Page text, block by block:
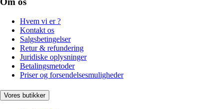
Hvem vi er ?
Kontakt os
Salgsbetingelser
Retur & refundering
Juridiske oplysninger
Betalingsmetoder
Priser og forsendelsesmuligheder
Vores butikker